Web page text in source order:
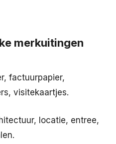
merkuitingen
factuurpapier,
visitekaartjes.
locatie, entree,